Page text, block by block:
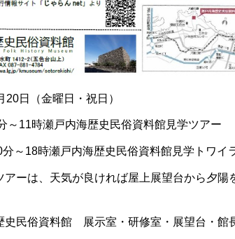
20日（金曜日・祝日）
～11時瀬戸内海歴史民俗資料館見学ツアー
分～18時瀬戸内海歴史民俗資料館見学トワイ
ーは、天気が良ければ屋上展望台から夕
史民俗資料館 展示室・研修室・展望台・館